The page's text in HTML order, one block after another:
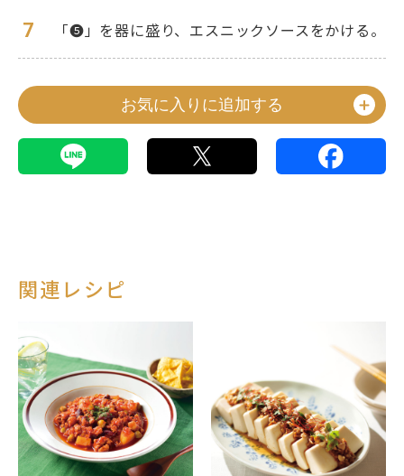
7 「❺」を器に盛り、エスニックソースをかける。
お気に入りに追加する
関連レシピ